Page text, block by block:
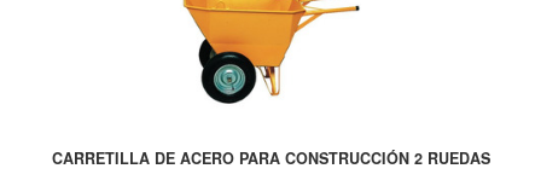
CARRETILLA DE ACERO PARA CONSTRUCCIÓN 2 RUEDAS